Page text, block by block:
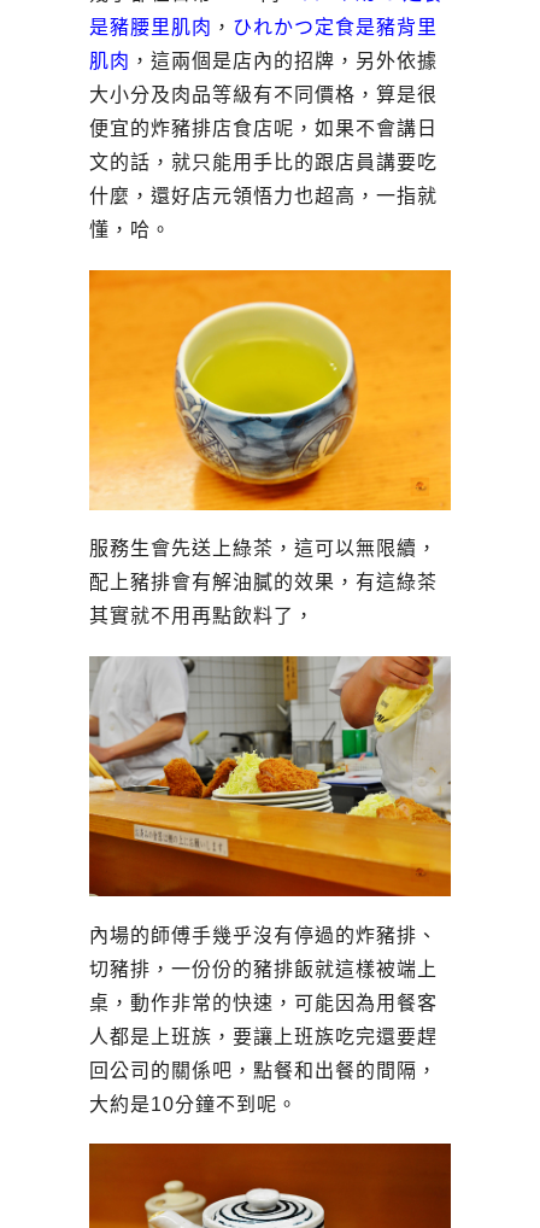
是豬腰里肌肉 ， ひれかつ定食是豬背里
肌肉 ，這兩個是店內的招牌，另外依據
大小分及肉品等級有不同價格，算是很
便宜的炸豬排店食店呢，如果不會講日
文的話，就只能用手比的跟店員講要吃
什麼，還好店元領悟力也超高，一指就
懂，哈。
服務生會先送上綠茶，這可以無限續，
配上豬排會有解油膩的效果，有這綠茶
其實就不用再點飲料了，
內場的師傅手幾乎沒有停過的炸豬排、
切豬排，一份份的豬排飯就這樣被端上
桌，動作非常的快速，可能因為用餐客
人都是上班族，要讓上班族吃完還要趕
回公司的關係吧，點餐和出餐的間隔，
大約是10分鐘不到呢。